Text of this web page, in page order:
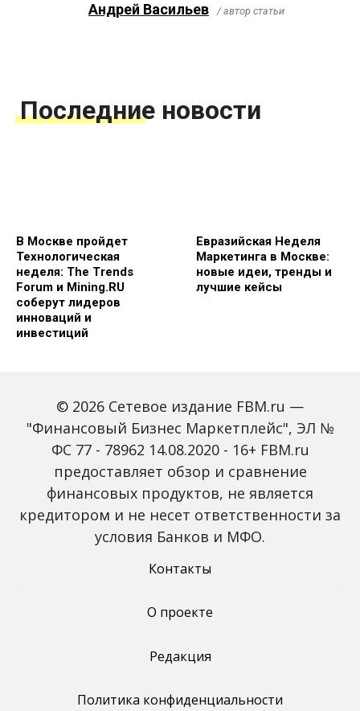
Андрей Васильев / автор статьи
Последние новости
В Москве пройдет
Технологическая
неделя: The Trends
Forum и Mining.RU
соберут лидеров
инноваций и
инвестиций
Евразийская Неделя
Маркетинга в Москве:
новые идеи, тренды и
лучшие кейсы
Global Tech Forum: как
ИИ меняет бизнес и
открывает новые
4.0 меняет правила
игры в медиаиндустрии
© 2026 Сетевое издание FBM.ru —
"Финансовый Бизнес Маркетплейс", ЭЛ №
ФС 77 - 78962 14.08.2020 - 16+ FBM.ru
предоставляет обзор и сравнение
финансовых продуктов, не является
кредитором и не несет ответственности за
условия Банков и МФО.
Контакты
О проекте
Редакция
Политика конфиденциальности